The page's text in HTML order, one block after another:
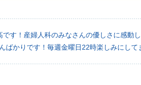
す！産婦人科のみなさんの優しさに感動
ばかりです！毎週金曜日22時楽しみにして